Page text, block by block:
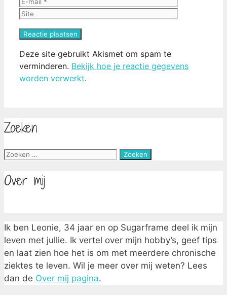
Deze site gebruikt Akismet om spam te
verminderen. Bekijk hoe je reactie gegevens
worden verwerkt.
Zoeken
Zoek
Over mij
Ik ben Leonie, 34 jaar en op Sugarframe deel ik mijn
leven met jullie. Ik vertel over mijn hobby’s, geef tips
en laat zien hoe het is om met meerdere chronische
ziektes te leven. Wil je meer over mij weten? Lees
dan de Over mij pagina.